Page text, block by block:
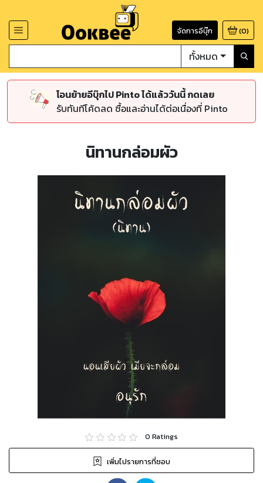
จัดการอีบุ๊ก (0)
ทั้งหมด
โอนย้ายอีบุ๊กไป Pinto ได้แล้ววันนี้ กดเลย
รับทันทีโค้ดลด ซื้อและอ่านได้ต่อเนื่องที่ Pinto
นิทานกล่อมผัว
0 Ratings
เพิ่มไปรายการที่ชอบ